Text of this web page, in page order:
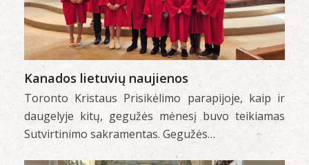
Kanados lietuvių naujienos
Toronto Kristaus Prisikėlimo parapijoje, kaip ir
daugelyje kitų, gegužės mėnesį buvo teikiamas
Sutvirtinimo sakramentas. Gegužės…